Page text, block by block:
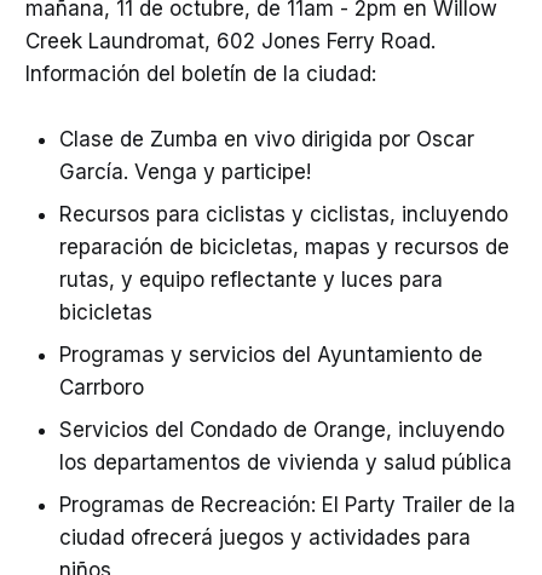
mañana, 11 de octubre, de 11am - 2pm en Willow
Creek Laundromat, 602 Jones Ferry Road.
Información del boletín de la ciudad:
Clase de Zumba en vivo dirigida por Oscar
García. Venga y participe!
Recursos para ciclistas y ciclistas, incluyendo
reparación de bicicletas, mapas y recursos de
rutas, y equipo reflectante y luces para
bicicletas
Programas y servicios del Ayuntamiento de
Carrboro
Servicios del Condado de Orange, incluyendo
los departamentos de vivienda y salud pública
Programas de Recreación: El Party Trailer de la
ciudad ofrecerá juegos y actividades para
niños